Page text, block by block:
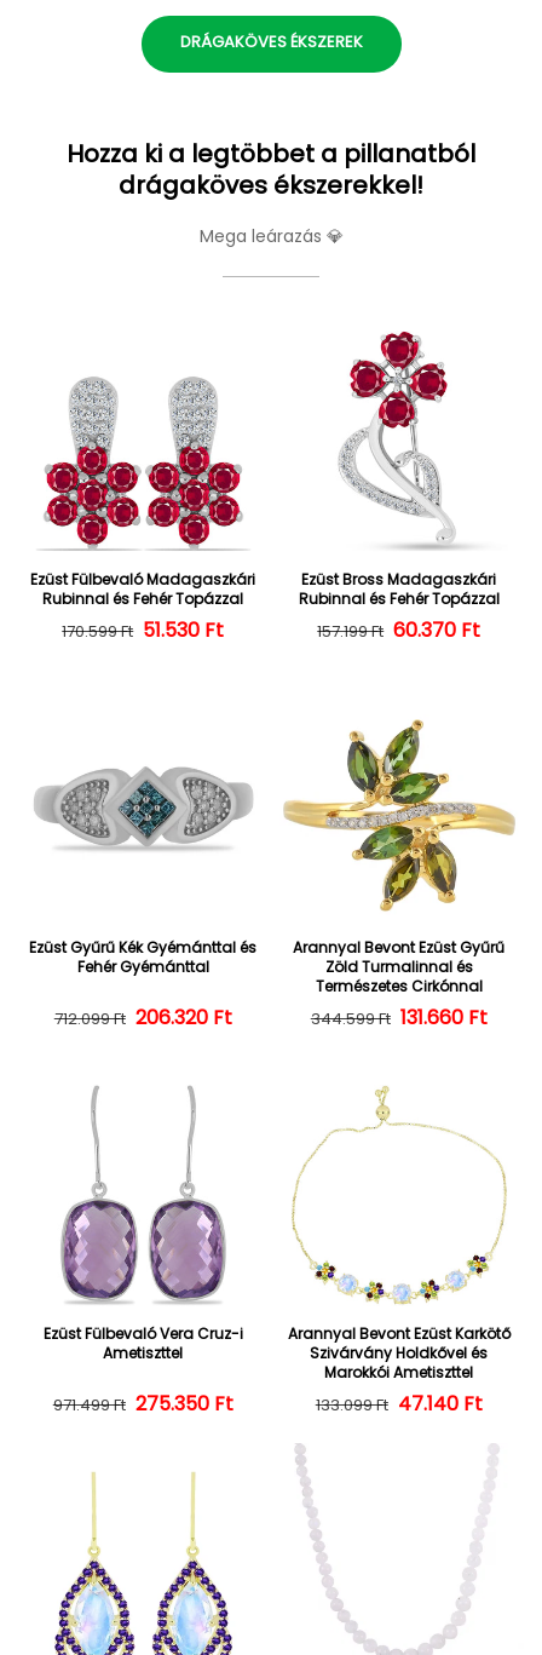
DRÁGAKÖVES ÉKSZEREK
Hozza ki a legtöbbet a pillanatból
drágaköves ékszerekkel!
Mega leárazás 💎
Ezüst Fülbevaló Madagaszkári
Rubinnal és Fehér Topázzal
Normál ár
170.599 Ft Kedvezményes ár
51.530 Ft
Ezüst Bross Madagaszkári
Rubinnal és Fehér Topázzal
Normál ár
157.199 Ft 60.370 Ft
Ezüst Gyűrű Kék Gyémánttal és
Fehér Gyémánttal
Normál ár
712.099 Ft Kedvezményes ár
206.320 Ft
Arannyal Bevont Ezüst Gyűrű
Zöld Turmalinnal és
Természetes Cirkónnal
Normál ár
344.599 Ft 131.660 Ft
Ezüst Fülbevaló Vera Cruz-i
Ametiszttel
Normál ár
971.499 Ft Kedvezményes ár
275.350 Ft
Arannyal Bevont Ezüst Karkötő
Szivárvány Holdkővel és
Marokkói Ametiszttel
Normál ár
133.099 Ft 47.140 Ft